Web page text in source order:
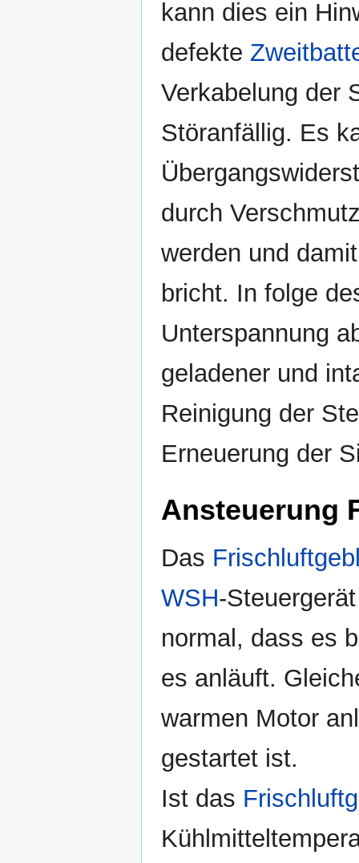
kann dies ein
defekte
Verkabelung der
Störanfällig. Es
durch
werden und
bricht. In folge
Unterspannung
geladener und
Reinigung der
Erneuerung der
Ansteuerung
Das
WSH-
normal, dass es
es anläuft.
warmen Motor
gestartet ist.
Ist das